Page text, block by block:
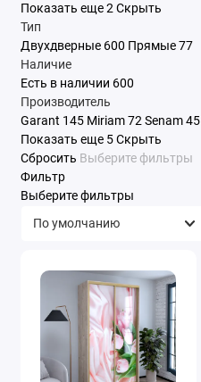
Показать еще 2Скрыть
Тип
Двухдверные 600 Прямые 77
Наличие
Есть в наличии 600
Производитель
Garant 145 Miriam 72 Senam 45
Показать еще 5Скрыть
Сбросить Выберите фильтры
Фильтр
Выберите фильтры